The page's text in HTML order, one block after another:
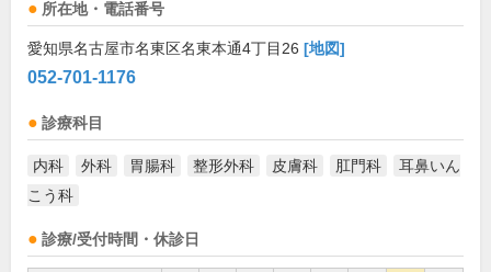
所在地・電話番号
愛知県名古屋市名東区名東本通4丁目26 [地図]
052-701-1176
診療科目
内科 外科 胃腸科 整形外科 皮膚科 肛門科
耳鼻いん
こう科
診療/受付時間・休診日